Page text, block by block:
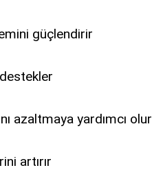
güçlendirir
destekler
azaltmaya yardımcı olur
artırır